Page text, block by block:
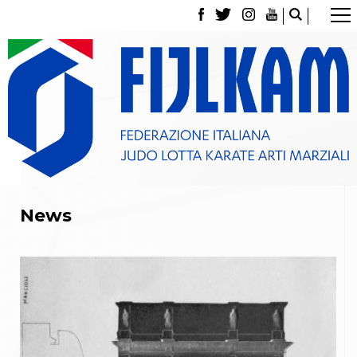
La Federazione
Tesseramento
Contatti
Norme e modulistica Affiliazioni e Tesseramenti
Classifica Società Sportive con più di 100 atleti
tesserati
La disciplina
News
Attività Didattica
News